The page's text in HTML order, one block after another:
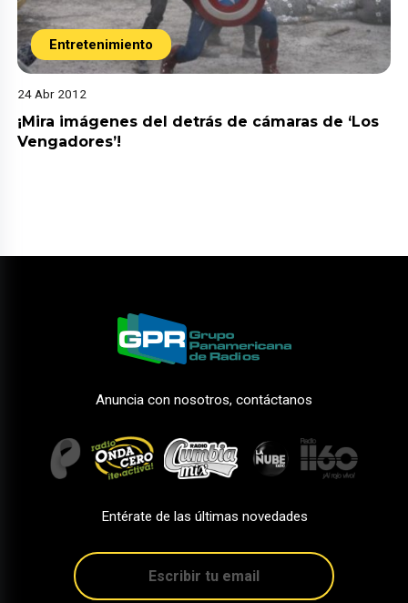
Entretenimiento
24 Abr 2012
¡Mira imágenes del detrás de cámaras de ‘Los
Vengadores’!
Anuncia con nosotros, contáctanos
Entérate de las últimas novedades